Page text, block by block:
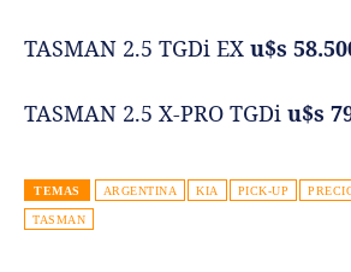
TASMAN 2.5 TGDi EX u$s
TASMAN 2.5 X-PRO TGDi u$s
TEMAS ARGENTINA KIA PICK-UP
TASMAN